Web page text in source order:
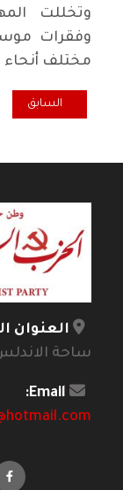
وتخللت
وفقرات
مختلف أنحاء
المقال
السابق
العنوان
ساحة
Email: